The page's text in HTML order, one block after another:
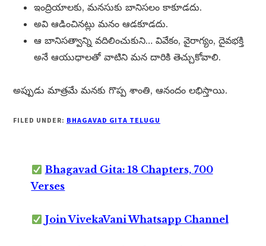
ఇంద్రియాలకు, మనసుకు బానిసలం కాకూడదు.
అవి ఆడించినట్లు మనం ఆడకూడదు.
ఆ బానిసత్వాన్ని వదిలించుకుని… వివేకం, వైరాగ్యం, దైవభక్తి
అనే ఆయుధాలతో వాటిని మన దారికి తెచ్చుకోవాలి.
అప్పుడు మాత్రమే మనకు గొప్ప శాంతి, ఆనందం లభిస్తాయి.
FILED UNDER: BHAGAVAD GITA TELUGU
Bhagavad Gita: 18 Chapters, 700
Verses
Join VivekaVani Whatsapp Channel